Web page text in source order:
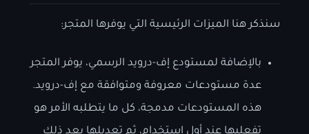
سنذكر هنا الميزات الرئيسية التي يوفرها المتجر:
بالإضافة لمستودع إف-درويد الرسمي، يوفر المتجر
عدة مستودعات معروفة ومتوافقة مع إف-درويد.
هذه المستودعات مدمجة، كل ما يتطلبه الأمر هو
تفعليها عند أول استخدام، ثم تعديلها بعد ذلك